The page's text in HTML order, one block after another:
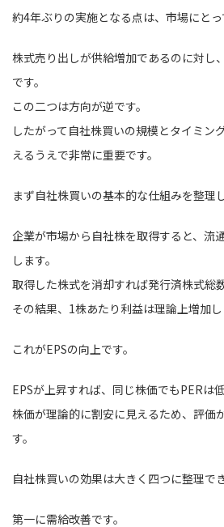
約4年ぶりの実施となる点は、市場にとっ
株式売り出しが供給増加であるのに対し
です。
この二つは方向が逆です。
したがって自社株買いの規模とタイミン
えるうえで非常に重要です。
まず自社株買いの基本的な仕組みを整理し
企業が市場から自社株を取得すると、流
します。
取得した株式を消却すれば発行済株式総
その結果、1株あたり利益は理論上増加し
これがEPSの向上です。
EPSが上昇すれば、同じ株価でもPERは低
株価が理論的に割安に見えるため、評価
す。
自社株買いの効果は大きく四つに整理でき
第一に需給改善です。